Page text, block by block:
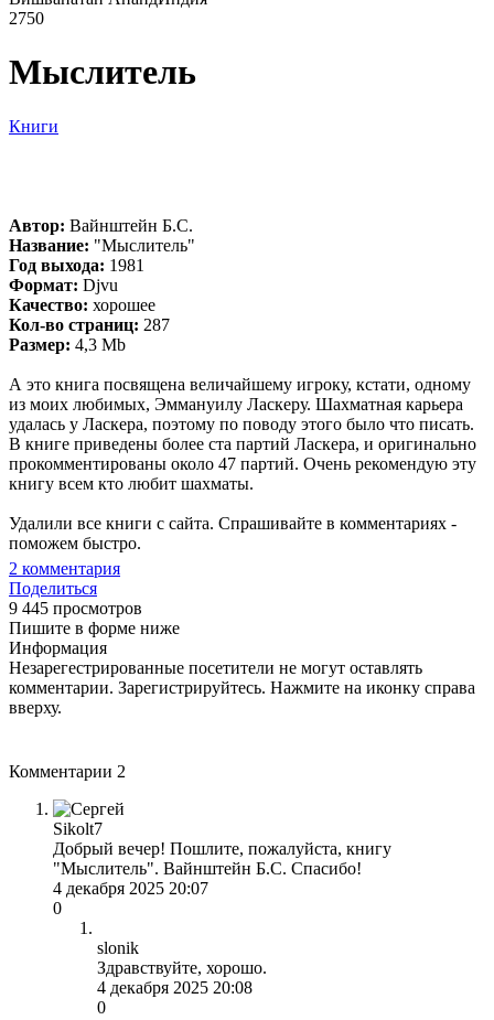
2750
Мыслитель
Книги
Автор: Вайнштейн Б.С.
Название: "Мыслитель"
Год выхода: 1981
Формат: Djvu
Качество: хорошее
Кол-во страниц: 287
Размер: 4,3 Mb
А это книга посвящена величайшему игроку, кстати, одному
из моих любимых, Эммануилу Ласкеру. Шахматная карьера
удалась у Ласкера, поэтому по поводу этого было что писать.
В книге приведены более ста партий Ласкера, и оригинально
прокомментированы около 47 партий. Очень рекомендую эту
книгу всем кто любит шахматы.
Удалили все книги с сайта. Спрашивайте в комментариях -
поможем быстро.
2 комментария
Поделиться
9 445 просмотров
Пишите в форме ниже
Информация
Незарегестрированные посетители не могут оставлять
комментарии. Зарегистрируйтесь. Нажмите на иконку справа
вверху.
Комментарии 2
Sikolt7
Добрый вечер! Пошлите, пожалуйста, книгу
"Мыслитель". Вайнштейн Б.С. Спасибо!
4 декабря 2025 20:07
0
slonik
Здравствуйте, хорошо.
4 декабря 2025 20:08
0